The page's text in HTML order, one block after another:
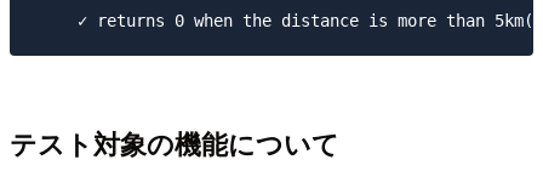
テスト対象の機能について